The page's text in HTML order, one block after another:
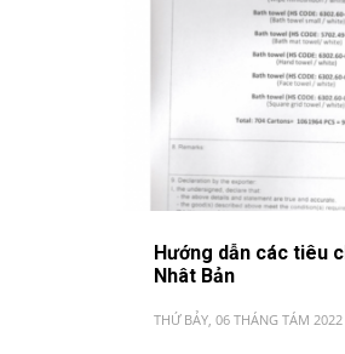
Hướng dẫn các tiêu
Nhât Bản
THỨ BẢY, 06 THÁNG TÁM 2022